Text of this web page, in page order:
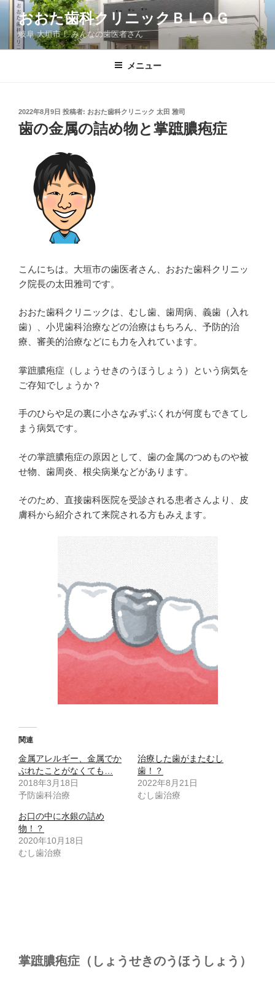
コ
ン
おおた歯科クリニックＢＬＯＧ
岐阜 大垣市！ みんなの歯医者さん
メニュー
投
稿
日:
2022年8月9日 投稿者: おおた歯科クリニック 太田 雅司
歯の金属の詰め物と掌蹠膿疱症
こんにちは。大垣市の歯医者さん、おおた歯科クリニッ
ク院長の太田雅司です。
おおた歯科クリニックは、むし歯、歯周病、義歯（入れ
歯）、小児歯科治療などの治療はもちろん、予防的治
療、審美的治療などにも力を入れています。
掌蹠膿疱症（しょうせきのうほうしょう）という病気を
ご存知でしょうか？
手のひらや足の裏に小さなみずぶくれが何度もできてし
まう病気です。
その掌蹠膿疱症の原因として、歯の金属のつめものや被
せ物、歯周炎、根尖病巣などがあります。
そのため、直接歯科医院を受診される患者さんより、皮
膚科から紹介されて来院される方もみえます。
関連
金属アレルギー、金属でか
ぶれたことがなくても…
2018年3月18日
予防歯科治療
治療した歯がまたむし
歯！？
2022年8月21日
むし歯治療
お口の中に水銀の詰め
物！？
2020年10月18日
むし歯治療
掌蹠膿疱症（しょうせきのうほうしょう）